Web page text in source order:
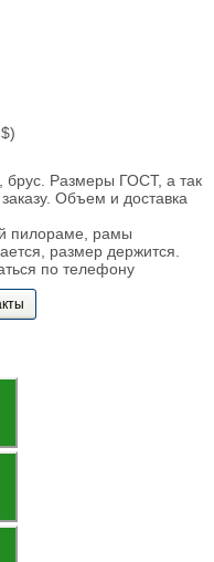
брус. Размеры ГОСТ, а так
Объем и доставка
пилораме, рамы
размер держится.
по телефону